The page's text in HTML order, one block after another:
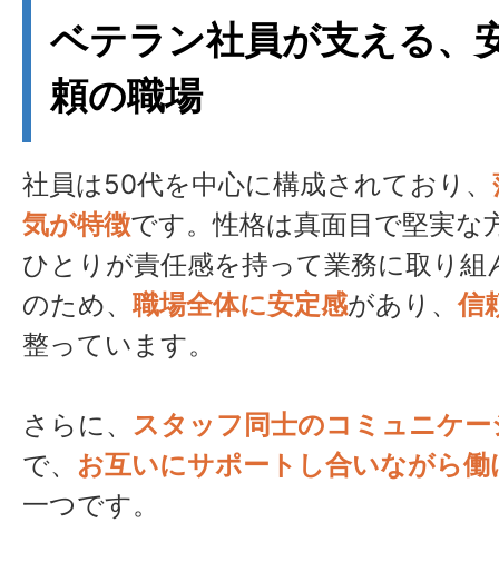
ベテラン社員が支える、
頼の職場
社員は50代を中心に構成されており、
気が特徴です。性格は真面目で堅実な
ひとりが責任感を持って業務に取り
のため、 職場全体に安定感があり、信
整っています。
さらに、 スタッフ同士のコミュニケ
で、 お互いにサポートし合いながら働
一つです。